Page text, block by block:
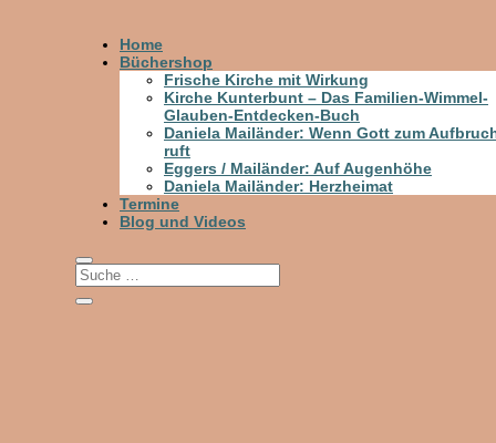
Home
Büchershop
Frische Kirche mit Wirkung
Kirche Kunterbunt – Das Familien-Wimmel-
Glauben-Entdecken-Buch
Daniela Mailänder: Wenn Gott zum
ruft
Eggers / Mailänder: Auf Augenhöhe
Daniela Mailänder: Herzheimat
Termine
Blog und Videos